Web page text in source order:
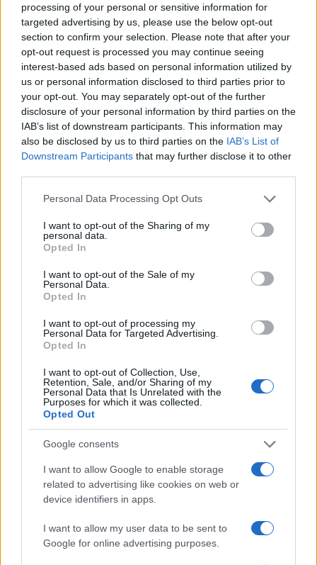
processing of your personal or sensitive information for
targeted advertising by us, please use the below opt-out
section to confirm your selection. Please note that after your
opt-out request is processed you may continue seeing
interest-based ads based on personal information utilized by
us or personal information disclosed to third parties prior to
your opt-out. You may separately opt-out of the further
disclosure of your personal information by third parties on the
IAB’s list of downstream participants. This information may
also be disclosed by us to third parties on the IAB’s List of
Downstream Participants that may further disclose it to other
Please note that this website/app uses one or more Google
not limited to your visit or usage behaviour. You may click to
grant or deny consent to Google and its third-party tags to
use your data for below specified purposes in below Google
consent section.
Personal Data Processing Opt Outs
I want to opt-out of the Sharing of my
personal data.
Opted In
I want to opt-out of the Sale of my
Personal Data.
Opted In
I want to opt-out of processing my
Personal Data for Targeted Advertising.
Opted In
I want to opt-out of Collection, Use,
Retention, Sale, and/or Sharing of my
Personal Data that Is Unrelated with the
Purposes for which it was collected.
Opted Out
Google consents
I want to allow Google to enable storage
related to advertising like cookies on web or
device identifiers in apps.
I want to allow my user data to be sent to
Google for online advertising purposes.
Vuoi rimuovere le pubblicità nazionali?
Puoi abbonarti asoli € 1,10 al mese
cliccandoqui
Sei già abbonato?
Puoi effettuare l'accesso andando nella
sezione Logindal menù del sito o
Entra nel canale telegram di
GalluraOggi.it
Inviaci le tue segnalazioni,
Su WhatsApp al numero +39
Ricevi le nostre ultime news